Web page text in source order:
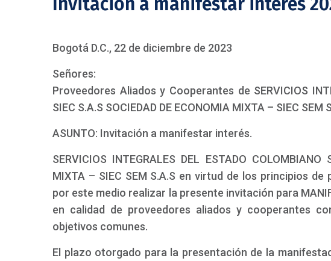
Bogotá D.C., 22 de diciembre de 2023
Señores:
Proveedores Aliados y Cooperantes de SERVICIOS
SIEC S.A.S SOCIEDAD DE ECONOMIA MIXTA – SIEC SEM
ASUNTO: Invitación a manifestar interés.
SERVICIOS INTEGRALES DEL ESTADO COLOMBIANO
MIXTA – SIEC SEM S.A.S en virtud de los principios
por este medio realizar la presente invitación para
en calidad de proveedores aliados y cooperantes
objetivos comunes.
El plazo otorgado para la presentación de la